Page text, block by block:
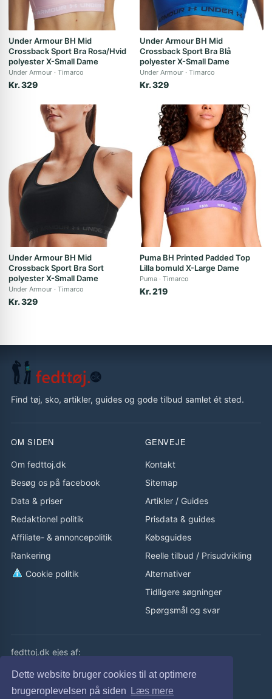
Dette website bruger cookies til at optimere
brugeroplevelsen på siden
Læs mere
Under Armour BH Mid
Crossback Sport Bra Rosa/Hvid
polyester X-Small Dame
Under Armour Timarco
Kr. 329
Under Armour BH Mid
Crossback Sport Bra Blå
polyester X-Small Dame
Under Armour Timarco
Kr. 329
Under Armour BH Mid
Crossback Sport Bra Sort
polyester X-Small Dame
Under Armour Timarco
Kr. 329
Puma BH Printed Padded Top
Lilla bomuld X-Large Dame
Puma Timarco
Kr. 219
Find tøj, sko, artikler, guides og gode tilbud samlet ét sted.
OM SIDEN
Om fedttoj.dk
Besøg os på facebook
Data & priser
Redaktionel politik
Affiliate- & annoncepolitik
Rankering
Cookie politik
GENVEJE
Kontakt
Sitemap
Artikler / Guides
Prisdata & guides
Købsguides
Reelle tilbud / Prisudvikling
Alternativer
Tidligere søgninger
Spørgsmål og svar
fedttoj.dk ejes af:
eLaursen ApS
Cvr: 32308929